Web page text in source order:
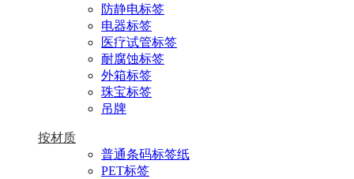
防静电标签
电器标签
医疗试管标签
耐腐蚀标签
外箱标签
珠宝标签
吊牌
按材质
普通条码标签纸
PET标签